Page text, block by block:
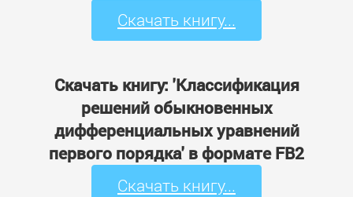
Скачать книгу...
Скачать книгу: 'Классификация
решений обыкновенных
дифференциальных уравнений
первого порядка' в формате FB2
Скачать книгу...